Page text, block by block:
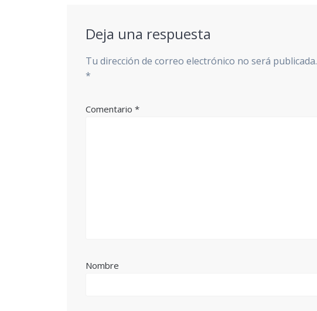
Deja una respuesta
Tu dirección de correo electrónico no será publicada.
*
Comentario*
Nombre